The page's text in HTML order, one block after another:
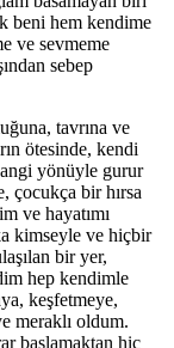
beni hem kendime
ve sevmeme
sebep
tavrına ve
ötesinde, kendi
yönüyle gurur
çocukça bir hırsa
ve hayatımı
kimseyle ve hiçbir
bir yer,
hep kendimle
keşfetmeye,
meraklı oldum.
başlamaktan hiç